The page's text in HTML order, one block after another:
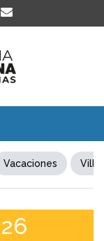
Vacaciones Villa